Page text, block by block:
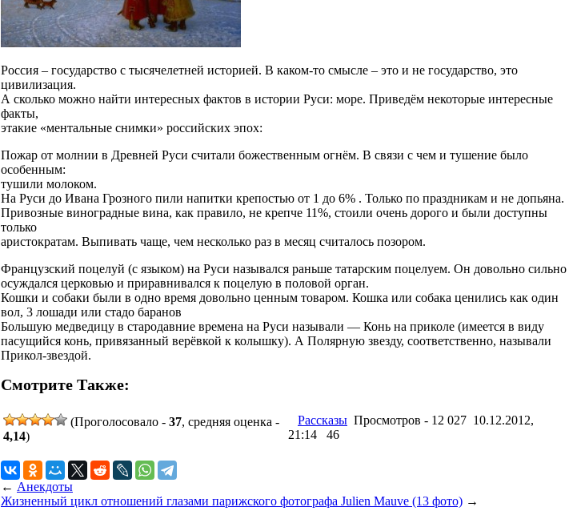
Россия – государство с тысячелетней историей. В каком-то смысле – это и не государство, это
цивилизация.
А сколько можно найти интересных фактов в истории Руси: море. Приведём некоторые интересные
факты,
этакие «ментальные снимки» российских эпох:
Пожар от молнии в Древней Руси считали божественным огнём. В связи с чем и тушение было
особенным:
тушили молоком.
На Руси до Ивана Грозного пили напитки крепостью от 1 до 6% . Только по праздникам и не допьяна.
Привозные виноградные вина, как правило, не крепче 11%, стоили очень дорого и были доступны
только
аристократам. Выпивать чаще, чем несколько раз в месяц считалось позором.
Французский поцелуй (с языком) на Руси назывался раньше татарским поцелуем. Он довольно сильно
осуждался церковью и приравнивался к поцелую в половой орган.
Кошки и собаки были в одно время довольно ценным товаром. Кошка или собака ценились как один
вол, 3 лошади или стадо баранов
Большую медведицу в стародавние времена на Руси называли — Конь на приколе (имеется в виду
пасущийся конь, привязанный верёвкой к колышку). А Полярную звезду, соответственно, называли
Прикол-звездой.
Смотрите Также:
(Проголосовало - 37, средняя оценка -
4,14)
Рассказы Просмотров - 12 027 10.12.2012,
21:14
46
← Анекдоты
Жизненный цикл отношений глазами парижского фотографа Julien Mauve (13 фото) →